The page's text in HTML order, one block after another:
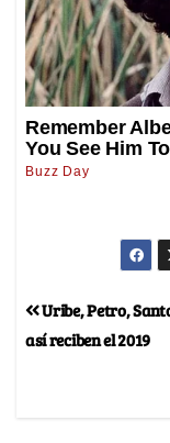
Uribe, Petro,
así reciben el 2019